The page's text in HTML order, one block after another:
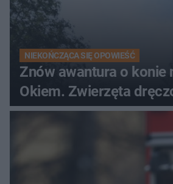
NIEKOŃCZĄCA SIĘ OPOWIEŚĆ
Znów awantura o konie
Okiem. Zwierzęta